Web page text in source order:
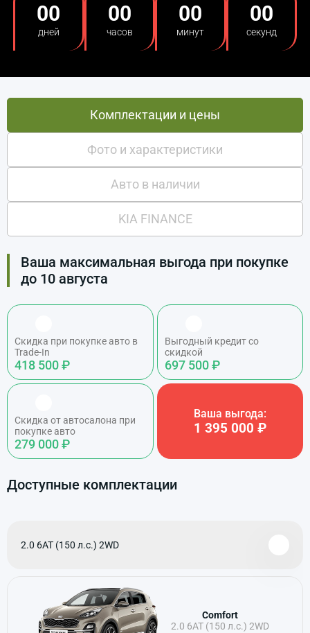
00
дней
00
часов
00
минут
00
секунд
Комплектации и цены
Фото и характеристики
Авто в наличии
KIA FINANCE
Ваша максимальная выгода при покупке
до 10 августа
Скидка при покупке авто в
Trade-In
418 500 ₽
Выгодный кредит со
скидкой
697 500 ₽
Скидка от автосалона при
покупке авто
279 000 ₽
Ваша выгода:
1 395 000 ₽
Доступные комплектации
2.0 6АТ (150 л.с.) 2WD
Comfort
2.0 6АТ (150 л.с.) 2WD